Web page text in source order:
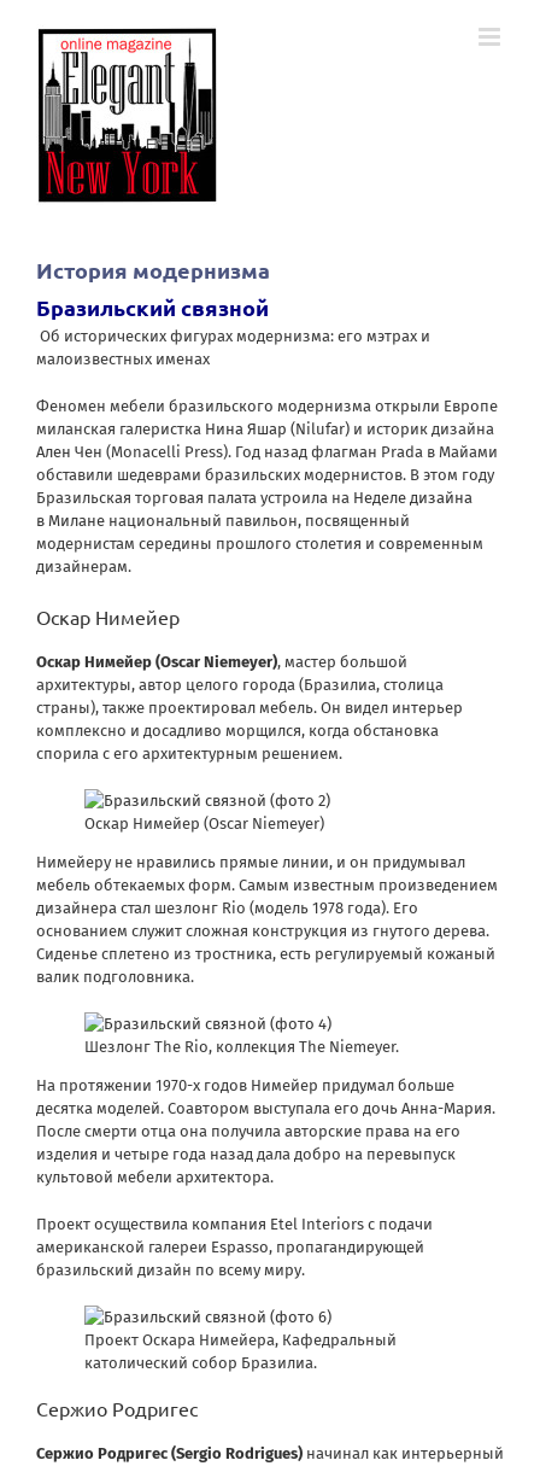
История модернизма
Бразильский связной
Об исторических фигурах модернизма: его мэтрах и
малоизвестных именах
Феномен мебели бразильского модернизма открыли Европе
миланская галеристка Нина Яшар (Nilufar) и историк дизайна
Ален Чен (Monacelli Press). Год назад флагман Prada в Майами
обставили шедеврами бразильских модернистов. В этом году
Бразильская торговая палата устроила на Неделе дизайна
в Милане национальный павильон, посвященный
модернистам середины прошлого столетия и современным
дизайнерам.
Оскар Нимейер
Оскар Нимейер (Оscar Niemeyer), мастер большой
архитектуры, автор целого города (Бразилиа, столица
страны), также проектировал мебель. Он видел интерьер
комплексно и досадливо морщился, когда обстановка
спорила с его архитектурным решением.
Оскар Нимейер (Oscar Niemeyer)
Нимейеру не нравились прямые линии, и он придумывал
мебель обтекаемых форм. Самым известным произведением
дизайнера стал шезлонг Rio (модель 1978 года). Его
основанием служит сложная конструкция из гнутого дерева.
Сиденье сплетено из тростника, есть регулируемый кожаный
валик подголовника.
Шезлонг The Rio, коллекция The Niemeyer.
На протяжении 1970-х годов Нимейер придумал больше
десятка моделей. Соавтором выступала его дочь Анна-Мария.
После смерти отца она получила авторские права на его
изделия и четыре года назад дала добро на перевыпуск
культовой мебели архитектора.
Проект осуществила компания Etel Interiors с подачи
американской галереи Espasso, пропагандирующей
бразильский дизайн по всему миру.
Проект Оскара Нимейера, Кафедральный
католический собор Бразилиа.
Сержио Родригес
Сержио Родригес (Sergio Rodrigues) начинал как интерьерный